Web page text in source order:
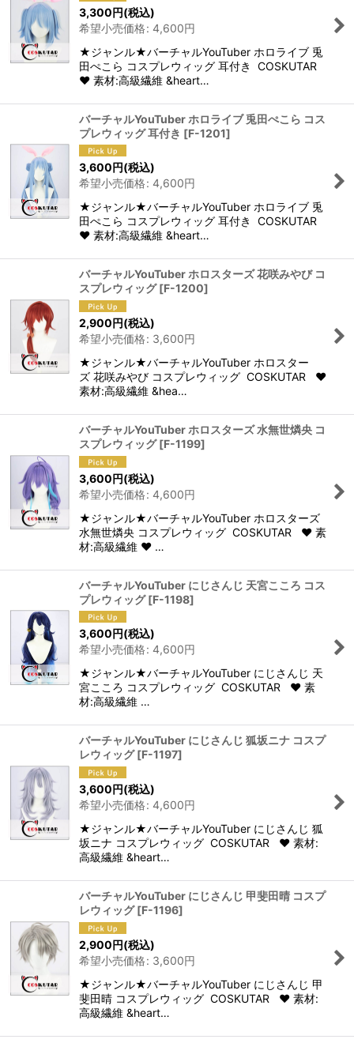
3,300円(税込)
希望小売価格: 4,600円
★ジャンル★バーチャルYouTuber ホロライブ 兎
田ぺこら コスプレウィッグ 耳付き COSKUTAR
♥ 素材:高級繊維 &heart…
バーチャルYouTuber ホロライブ 兎田ぺこら コス
プレウィッグ 耳付き [F-1201]
3,600円(税込)
希望小売価格: 4,600円
★ジャンル★バーチャルYouTuber ホロライブ 兎
田ぺこら コスプレウィッグ 耳付き COSKUTAR
♥ 素材:高級繊維 &heart…
バーチャルYouTuber ホロスターズ 花咲みやび コ
スプレウィッグ [F-1200]
2,900円(税込)
希望小売価格: 3,600円
★ジャンル★バーチャルYouTuber ホロスター
ズ 花咲みやび コスプレウィッグ COSKUTAR ♥
素材:高級繊維 &hea…
バーチャルYouTuber ホロスターズ 水無世燐央 コ
スプレウィッグ [F-1199]
3,600円(税込)
希望小売価格: 4,600円
★ジャンル★バーチャルYouTuber ホロスターズ
水無世燐央 コスプレウィッグ COSKUTAR ♥ 素
材:高級繊維 ♥ …
バーチャルYouTuber にじさんじ 天宮こころ コス
プレウィッグ [F-1198]
3,600円(税込)
希望小売価格: 4,600円
★ジャンル★バーチャルYouTuber にじさんじ 天
宮こころ コスプレウィッグ COSKUTAR ♥ 素
材:高級繊維 …
バーチャルYouTuber にじさんじ 狐坂ニナ コスプ
レウィッグ [F-1197]
3,600円(税込)
希望小売価格: 4,600円
★ジャンル★バーチャルYouTuber にじさんじ 狐
坂ニナ コスプレウィッグ COSKUTAR ♥ 素材:
高級繊維 &heart…
バーチャルYouTuber にじさんじ 甲斐田晴 コスプ
レウィッグ [F-1196]
2,900円(税込)
希望小売価格: 3,600円
★ジャンル★バーチャルYouTuber にじさんじ 甲
斐田晴 コスプレウィッグ COSKUTAR ♥ 素材:
高級繊維 &heart…